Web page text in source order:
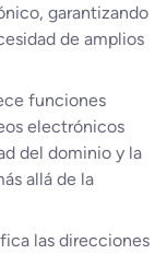
garantizando
de amplios
funciones
electrónicos
del dominio y la
allá de la
las direcciones